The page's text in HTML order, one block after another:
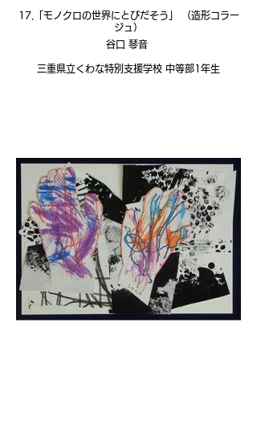
17.「モノクロの世界にとびだそう」 （造形コラー
ジュ）
谷口 琴音
三重県立くわな特別支援学校 中等部1年生